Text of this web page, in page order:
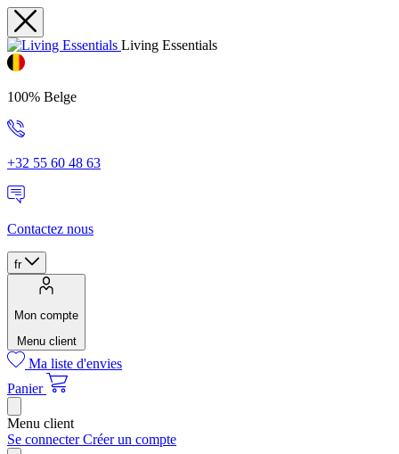
Living Essentials
100% Belge
+32 55 60 48 63
Contactez nous
fr
Mon compte
Menu client
Ma liste d'envies
Panier
Menu client
Se connecterCréer un compte